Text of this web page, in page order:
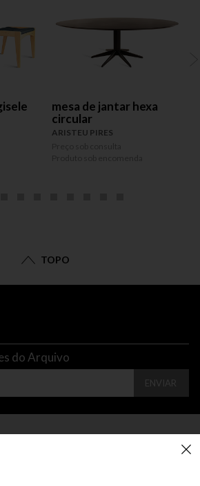
mesa de jantar hexa
circular
ARISTEU PIRES
TOPO
do Arquivo
ENVIAR